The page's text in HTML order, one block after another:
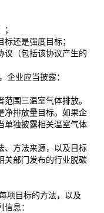
还是强度目标；
议（包括该协议产生的
企业应当披露：
围三温室气体排放。
净排放量目标。如果企
单独披露相关温室气体
、方法来源，以及目标
关部门发布的行业脱碳
项目标的方法，以及
息：